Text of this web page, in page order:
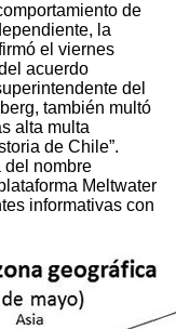
de
la
el viernes
acuerdo
del
también multó
alta multa
de Chile”.
del nombre
Meltwater
informativas con